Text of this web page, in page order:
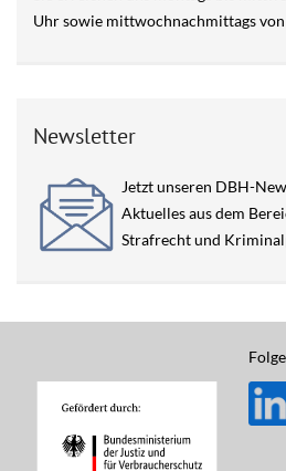
Uhr sowie mittwochnachmittags
Newsletter
Jetzt unseren DBH-
Aktuelles aus dem
Strafrecht und